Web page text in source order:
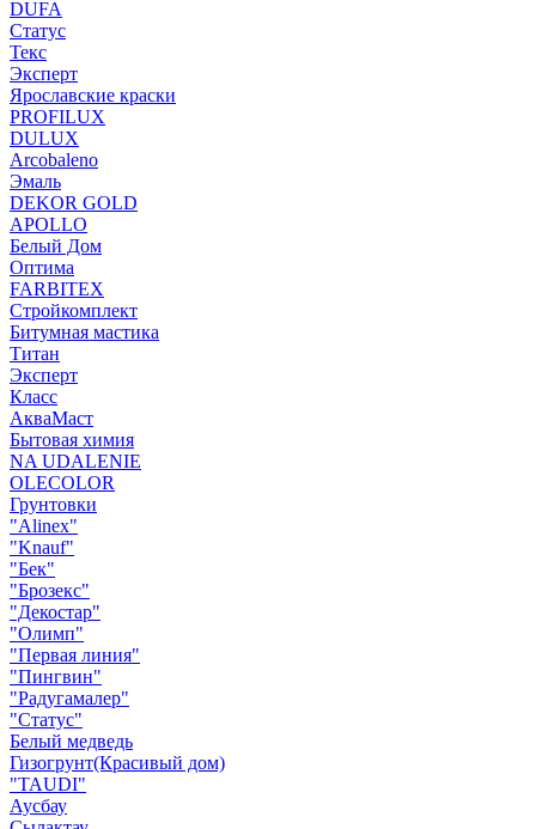
DUFA
Статус
Текс
Эксперт
Ярославские краски
PROFILUX
DULUX
Arcobaleno
Эмаль
DEKOR GOLD
APOLLO
Белый Дом
Оптима
FARBITEX
Стройкомплект
Битумная мастика
Титан
Эксперт
Класс
АкваМаст
Бытовая химия
NA UDALENIE
OLECOLOR
Грунтовки
"Alinex"
"Knauf"
"Бек"
"Брозекс"
"Декостар"
"Олимп"
"Первая линия"
"Пингвин"
"Радугамалер"
"Статус"
Белый медведь
Гизогрунт(Красивый дом)
"TAUDI"
Аусбау